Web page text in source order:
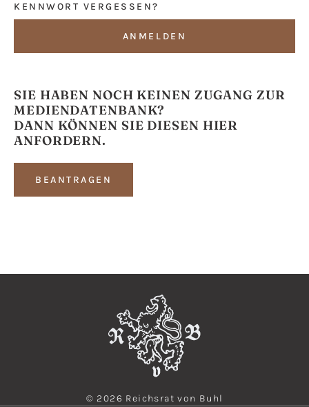
KENNWORT VERGESSEN?
ANMELDEN
SIE HABEN NOCH KEINEN ZUGANG ZUR
MEDIENDATENBANK?
DANN KÖNNEN SIE DIESEN HIER
ANFORDERN.
BEANTRAGEN
© 2026 Reichsrat von Buhl